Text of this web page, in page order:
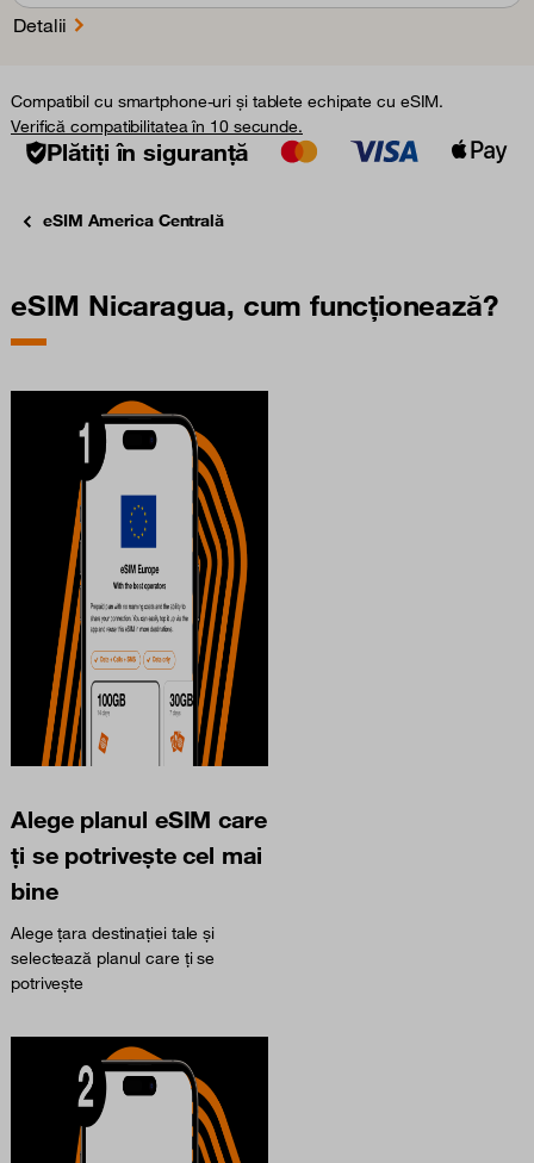
Detalii
Compatibil cu smartphone-uri și tablete echipate cu eSIM.
Verifică compatibilitatea în 10 secunde.
Plătiți în siguranță
eSIM America Centrală
eSIM Nicaragua, cum funcționează?
Alege planul eSIM care
ți se potrivește cel mai
bine
Alege țara destinației tale și
selectează planul care ți se
potrivește